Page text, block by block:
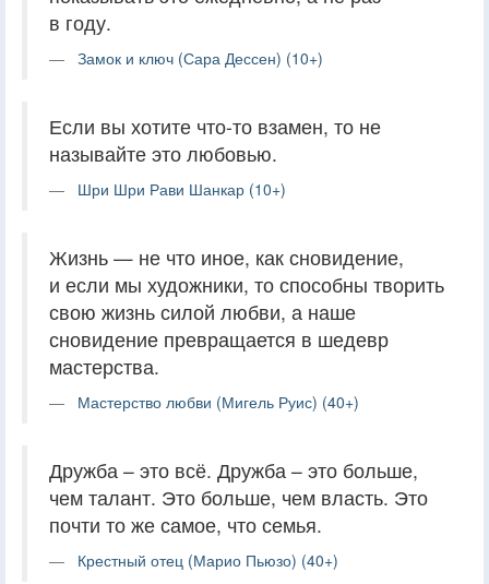
в году.
Замок и ключ (Сара Дессен) (10+)
Если вы хотите что-то взамен, то не
называйте это любовью.
Шри Шри Рави Шанкар (10+)
Жизнь — не что иное, как сновидение,
и если мы художники, то способны творить
свою жизнь силой любви, а наше
сновидение превращается в шедевр
мастерства.
Мастерство любви (Мигель Руис) (40+)
Дружба – это всё. Дружба – это больше,
чем талант. Это больше, чем власть. Это
почти то же самое, что семья.
Крестный отец (Марио Пьюзо) (40+)